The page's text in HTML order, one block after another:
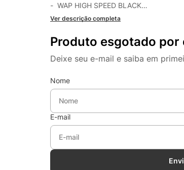
-  WAP HIGH SPEED BLACK
- WAP HIGH SPEED PLUS
Ver descrição completa
Produto esgotado por
Deixe seu e-mail e saiba em
Nome
E-mail